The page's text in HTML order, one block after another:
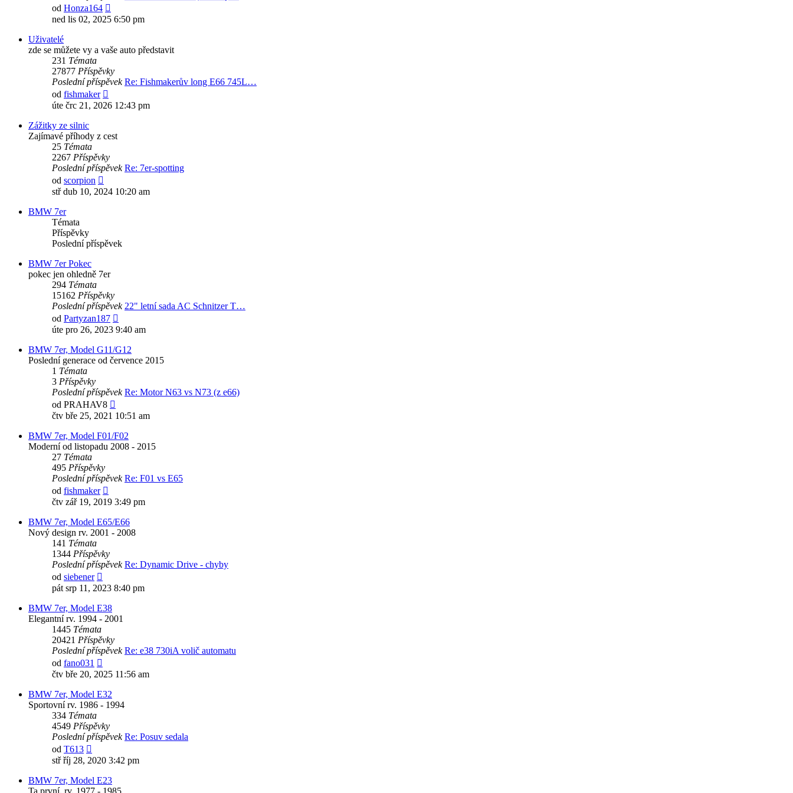
od Honza164
poslední
příspěvek
ned lis 02, 2025 6:50 pm
Uživatelé
zde se můžete vy a vaše auto představit
231 Témata
27877 Příspěvky
Poslední příspěvek Re: Fishmakerův long E66 745L…
od fishmaker
poslední
příspěvek
úte črc 21, 2026 12:43 pm
Zážitky ze silnic
Zajímavé příhody z cest
25 Témata
2267 Příspěvky
Poslední příspěvek Re: 7er-spotting
od scorpion
poslední
stř dub 10, 2024 10:20 am
BMW 7er
Témata
Příspěvky
Poslední příspěvek
BMW 7er Pokec
pokec jen ohledně 7er
294 Témata
15162 Příspěvky
Poslední příspěvek 22" letní sada AC Schnitzer T…
od Partyzan187
poslední
úte pro 26, 2023 9:40 am
BMW 7er, Model G11/G12
Poslední generace od července 2015
1 Témata
3 Příspěvky
Poslední příspěvek Re: Motor N63 vs N73 (z e66)
od PRAHAV8
poslední
čtv bře 25, 2021 10:51 am
BMW 7er, Model F01/F02
Moderní od listopadu 2008 - 2015
27 Témata
495 Příspěvky
Poslední příspěvek Re: F01 vs E65
od fishmaker
poslední
příspěvek
čtv zář 19, 2019 3:49 pm
BMW 7er, Model E65/E66
Nový design rv. 2001 - 2008
141 Témata
1344 Příspěvky
Poslední příspěvek Re: Dynamic Drive - chyby
od siebener
poslední
příspěvek
pát srp 11, 2023 8:40 pm
BMW 7er, Model E38
Elegantní rv. 1994 - 2001
1445 Témata
20421 Příspěvky
Poslední příspěvek Re: e38 730iA volič automatu
od fano031
poslední
čtv bře 20, 2025 11:56 am
BMW 7er, Model E32
Sportovní rv. 1986 - 1994
334 Témata
4549 Příspěvky
Poslední příspěvek Re: Posuv sedala
od T613
poslední
stř říj 28, 2020 3:42 pm
BMW 7er, Model E23
Ta první. rv. 1977 - 1985